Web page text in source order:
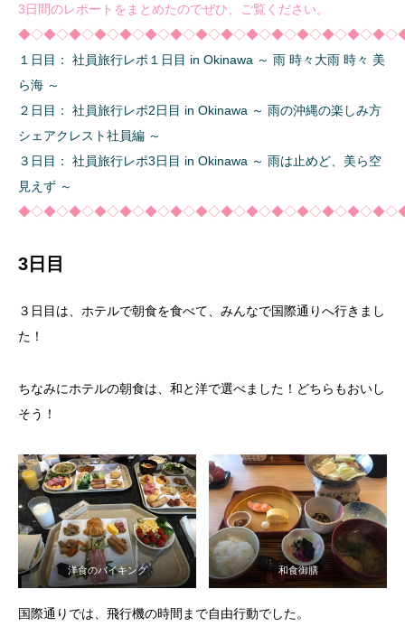
3日間のレポートをまとめたのでぜひ、ご覧ください。
１日目： 社員旅行レポ１日目 in Okinawa ～ 雨 時々大雨 時々 美
ら海 ～
２日目： 社員旅行レポ2日目 in Okinawa ～ 雨の沖縄の楽しみ方
シェアクレスト社員編 ～
３日目： 社員旅行レポ3日目 in Okinawa ～ 雨は止めど、美ら空
見えず ～
3日目
３日目は、ホテルで朝食を食べて、みんなで国際通りへ行きまし
た！
ちなみにホテルの朝食は、和と洋で選べました！どちらもおいし
そう！
洋食のバイキング 和食御膳
国際通りでは、飛行機の時間まで自由行動でした。